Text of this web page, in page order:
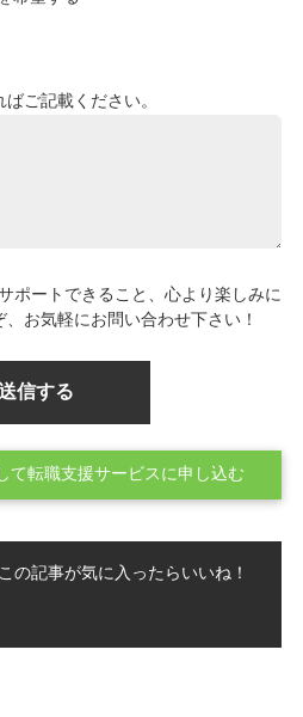
ご記載ください。
ポートできること、心より楽しみに
お気軽にお問い合わせ下さい！
て転職支援サービスに申し込む
この記事が気に入ったらいいね！